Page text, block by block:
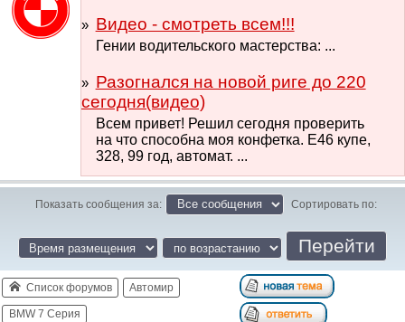
Видео - смотреть всем!!!
Гении водительского мастерства: ...
Разогнался на новой риге до 220
сегодня(видео)
Всем привет! Решил сегодня проверить
на что способна моя конфетка. E46 купе,
328, 99 год, автомат. ...
Показать сообщения за: Сортировать по:
Список форумов Автомир
BMW 7 Серия